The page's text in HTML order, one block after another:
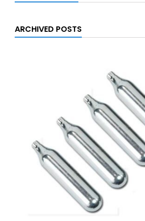
ARCHIVED POSTS